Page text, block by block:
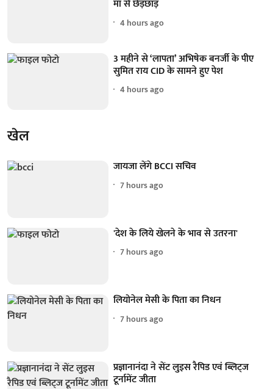
मां से छेड़छाड़
4 hours ago
3 महीने से ‘लापता’ अभिषेक बनर्जी के पीए
सुमित राय CID के सामने हुए पेश
4 hours ago
खेल
जायजा लेंगे BCCI सचिव
7 hours ago
'देश के लिये खेलने के भाव से उतरना'
7 hours ago
लियोनेल मेसी के पिता का निधन
7 hours ago
प्रज्ञानानंदा ने सेंट लुइस रैपिड एवं ब्लिट्ज
टूर्नामेंट जीता